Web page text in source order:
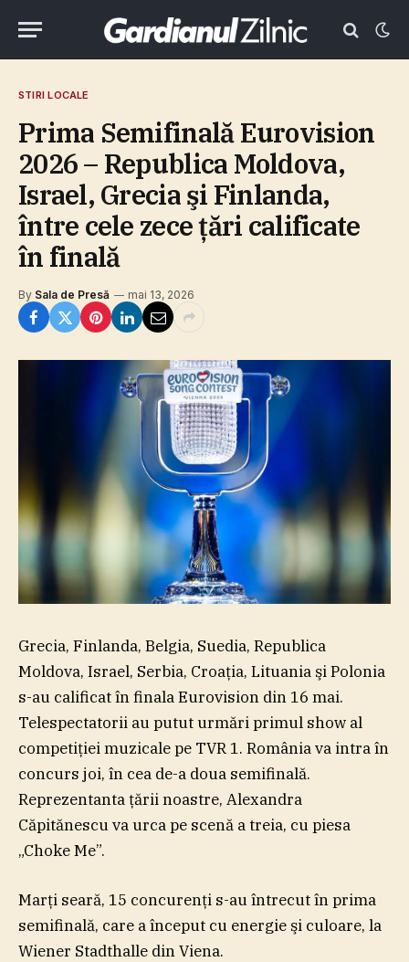
STIRI LOCALE
Prima Semifinală Eurovision
2026 – Republica Moldova,
Israel, Grecia şi Finlanda,
între cele zece ţări calificate
în finală
By Sala de Presă mai 13, 2026
Grecia, Finlanda, Belgia, Suedia, Republica
Moldova, Israel, Serbia, Croaţia, Lituania şi Polonia
s-au calificat în finala Eurovision din 16 mai.
Telespectatorii au putut urmări primul show al
competiţiei muzicale pe TVR 1. România va intra în
concurs joi, în cea de-a doua semifinală.
Reprezentanta ţării noastre, Alexandra
Căpitănescu va urca pe scenă a treia, cu piesa
„Choke Me”.
Marţi seară, 15 concurenţi s-au întrecut în prima
semifinală, care a început cu energie şi culoare, la
Wiener Stadthalle din Viena.